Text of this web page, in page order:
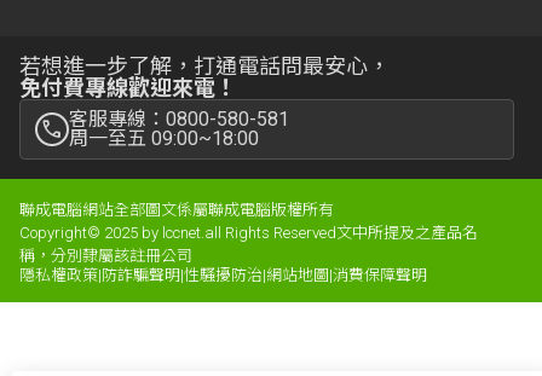
若想進一步了解，打通電話問最安心，
免付費專線歡迎來電！
客服專線：0800-580-581
周一至五 09:00~18:00
聯成電腦網站全部圖文係屬聯成電腦版權所有
Copyright© 2025 by lccnet.all Rights Reserved文中所提及之產品名
稱，分別隸屬該註冊公司
隱私權政策|防詐騙聲明|性騷擾防治|網站地圖 |消費保障聲明